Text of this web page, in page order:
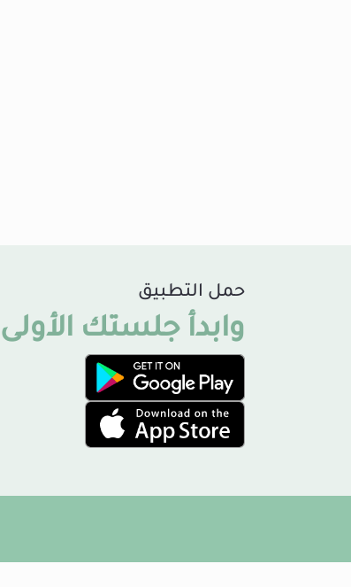
حمل التطبيق
وابدأ جلستك الأولى